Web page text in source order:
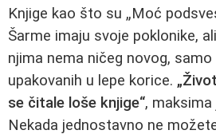
Knjige kao što su „Moć
Šarme imaju svoje poklonike,
njima nema ničeg novog,
upakovanih u lepe korice.
se čitale loše knjige“,
Nekada jednostavno ne